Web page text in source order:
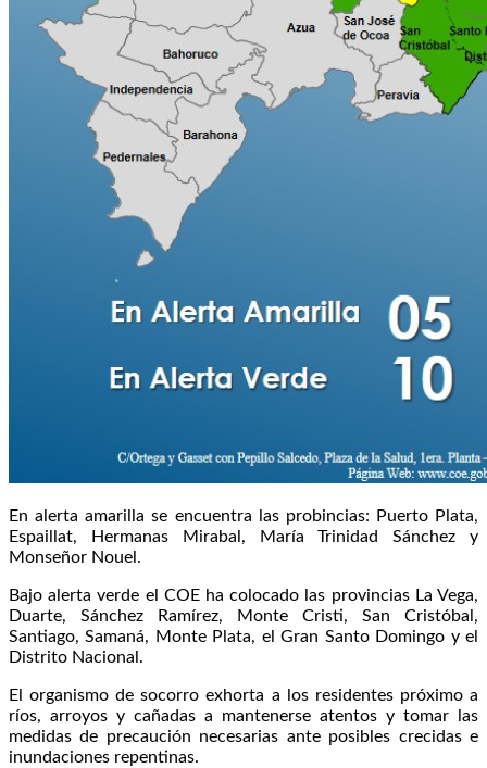
En alerta amarilla se encuentra las probincias: Puerto Plata,
Espaillat, Hermanas Mirabal, María Trinidad Sánchez y
Monseñor Nouel.
Bajo alerta verde el COE ha colocado las provincias La Vega,
Duarte, Sánchez Ramírez, Monte Cristi, San Cristóbal,
Santiago, Samaná, Monte Plata, el Gran Santo Domingo y el
Distrito Nacional.
El organismo de socorro exhorta a los residentes próximo a
ríos, arroyos y cañadas a mantenerse atentos y tomar las
medidas de precaución necesarias ante posibles crecidas e
inundaciones repentinas.